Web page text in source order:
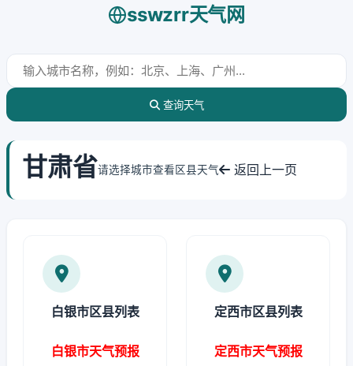
sswzrr天气网
查询天气
甘肃省请选择城市查看区县天气 返回上一页
白银市区县列表
白银市天气预报
定西市区县列表
定西市天气预报